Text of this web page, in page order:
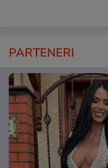
PARTENERI